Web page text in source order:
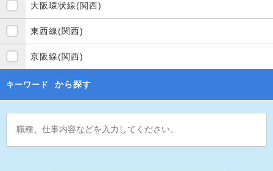
大阪環状線(関西)
東西線(関西)
京阪線(関西)
キーワード から探す